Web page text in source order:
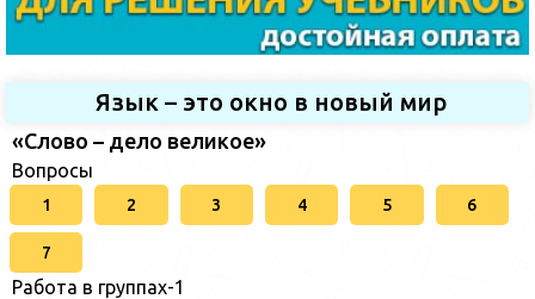
Язык – это окно в новый мир
«Слово – дело великое»
Вопросы
1 2 3 4 5 6
7
Работа в группах-1